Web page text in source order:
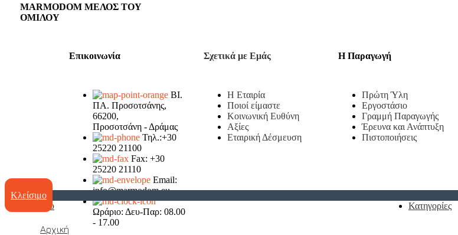
MARMODOM ΜΕΛΟΣ ΤΟΥ
ΟΜΙΛΟΥ
Επικοινωνία
ΒΙ.
ΠΑ. Προσοτσάνης,
66200,
Προσοτσάνη - Δράμας
Τηλ.:+30
25220 21100
Fax: +30
25220 21110
Email:
info@marmodom.eu
Ωράριο: Δευ-Παρ: 08.00
- 17.00
Σχετικά με Εμάς
Η Εταιρία
Ποιοί είμαστε
Κοινωνική Ευθύνη
Αξίες
Εταιρική Δέσμευση
Η Παραγωγή
Πρώτη Ύλη
Εργοστάσιο
Γραμμή Παραγωγής
Έρευνα και Ανάπτυξη
Πιστοποιήσεις
Κλείσιμο
Κατηγορίες
Μενου
Αρχική